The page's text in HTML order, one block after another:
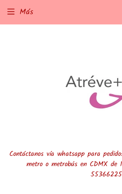
Contáctanos vía whatsapp para
metro o metrobús en CDMX de
Más